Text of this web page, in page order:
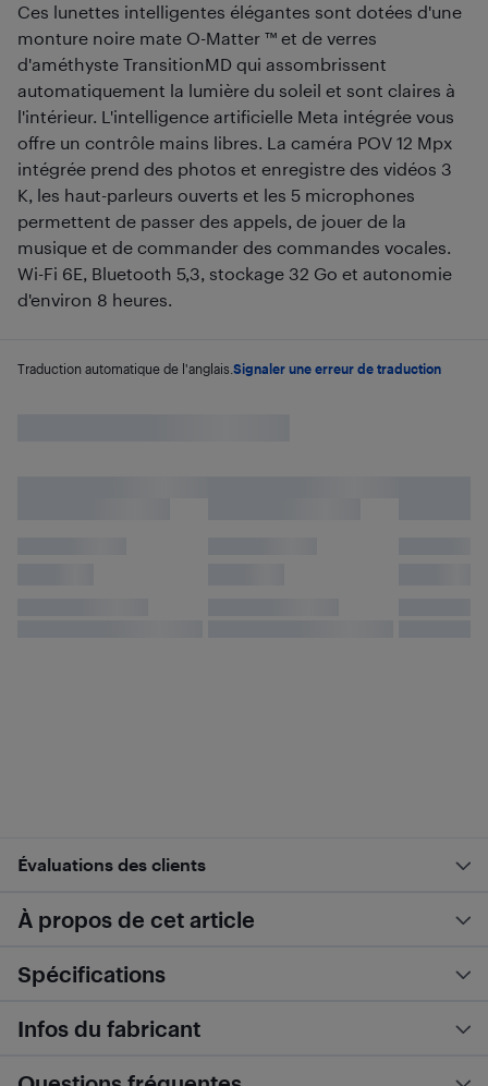
Ces lunettes intelligentes élégantes sont dotées d'une
monture noire mate O-Matter ™ et de verres
d'améthyste TransitionMD qui assombrissent
automatiquement la lumière du soleil et sont claires à
l'intérieur. L'intelligence artificielle Meta intégrée vous
offre un contrôle mains libres. La caméra POV 12 Mpx
intégrée prend des photos et enregistre des vidéos 3
K, les haut-parleurs ouverts et les 5 microphones
permettent de passer des appels, de jouer de la
musique et de commander des commandes vocales.
Wi-Fi 6E, Bluetooth 5,3, stockage 32 Go et autonomie
d'environ 8 heures.
Traduction automatique de l'anglais. Signaler une erreur de traduction
Évaluations des clients
À propos de cet article
Spécifications
Infos du fabricant